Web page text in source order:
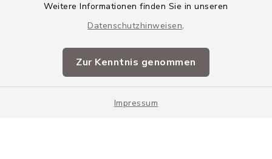
Weitere Informationen finden Sie in unseren
Datenschutzhinweisen.
Zur Kenntnis genommen
Impressum
Barrierefreiheit
Impressum
Sitemap